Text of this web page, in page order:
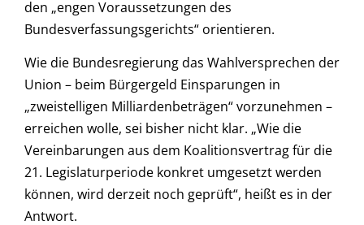
den „engen Voraussetzungen des
Bundesverfassungsgerichts“ orientieren.
Wie die Bundesregierung das Wahlversprechen der
Union – beim Bürgergeld Einsparungen in
„zweistelligen Milliardenbeträgen“ vorzunehmen –
erreichen wolle, sei bisher nicht klar. „Wie die
Vereinbarungen aus dem Koalitionsvertrag für die
21. Legislaturperiode konkret umgesetzt werden
können, wird derzeit noch geprüft“, heißt es in der
Antwort.